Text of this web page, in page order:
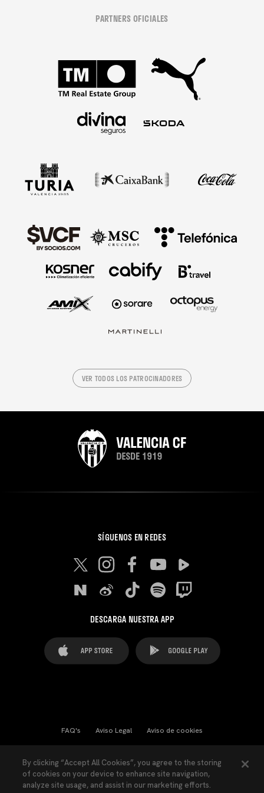
PARTNERS OFICIALES
VER TODOS LOS PATROCINADORES
SÍGUENOS EN REDES
DESCARGA NUESTRA APP
FAQ's Aviso Legal Aviso de cookies
Ley Transparencia Política de Privacidad
By clicking “Accept All Cookies”, you agree to the storing
of cookies on your device to enhance site navigation,
analyze site usage, and assist in our marketing efforts.